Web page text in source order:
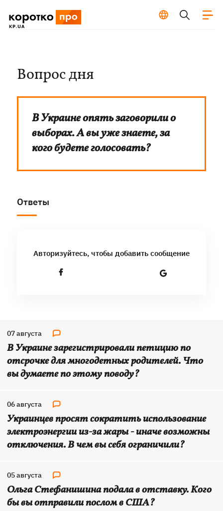
Вопрос дня
В Украине опять заговорили о
выборах. А вы уже знаете, за
кого будете голосовать?
Ответы
Авторизуйтесь, чтобы добавить сообщение
07 августа
В Украине зарегистрировали петицию по
отсрочке для многодетных родителей. Что
вы думаете по этому поводу?
06 августа
Украинцев просят сократить использование
электроэнергии из-за жары - иначе возможны
отключения. В чем вы себя ограничили?
05 августа
Ольга Стефанишина подала в отставку. Кого
бы вы отправили послом в США?